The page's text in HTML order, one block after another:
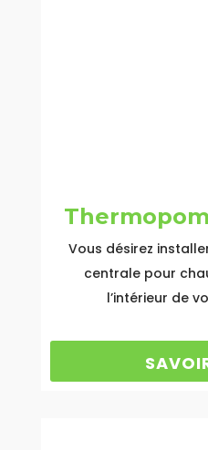
Vous désirez
centrale pour
l’intérieur de